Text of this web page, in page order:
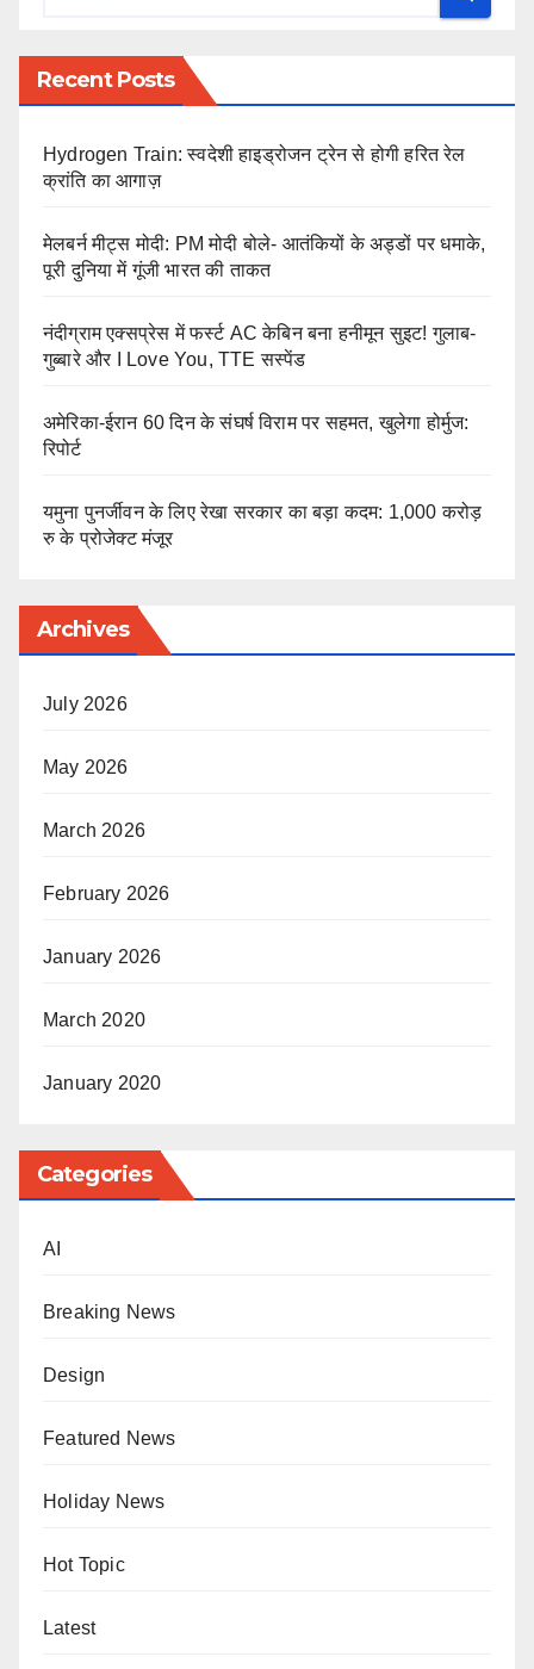
Recent Posts
Hydrogen Train: स्वदेशी हाइड्रोजन ट्रेन से होगी हरित रेल
क्रांति का आगाज़
मेलबर्न मीट्स मोदी: PM मोदी बोले- आतंकियों के अड्डों पर धमाके,
पूरी दुनिया में गूंजी भारत की ताकत
नंदीग्राम एक्सप्रेस में फर्स्ट AC केबिन बना हनीमून सुइट! गुलाब-
गुब्बारे और I Love You, TTE सस्पेंड
अमेरिका-ईरान 60 दिन के संघर्ष विराम पर सहमत, खुलेगा होर्मुज:
रिपोर्ट
यमुना पुनर्जीवन के लिए रेखा सरकार का बड़ा कदम: 1,000 करोड़
रु के प्रोजेक्ट मंजूर
Archives
July 2026
May 2026
March 2026
February 2026
January 2026
March 2020
January 2020
Categories
AI
Breaking News
Design
Featured News
Holiday News
Hot Topic
Latest